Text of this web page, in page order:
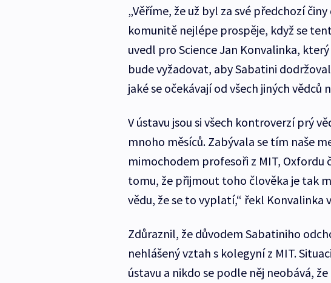
„Věříme, že už byl za své předchozí
komunitě nejlépe prospěje, když se
uvedl pro Science Jan Konvalinka,
bude vyžadovat, aby Sabatini
jaké se očekávají od všech jiných vědců
V ústavu jsou si všech kontroverzí prý
mnoho měsíců. Zabývala se tím naše
mimochodem profesoři z MIT, Oxfordu
tomu, že přijmout toho člověka je tak
vědu, že se to vyplatí,“ řekl
Zdůraznil, že důvodem Sabatiniho
nehlášený vztah s kolegyní z MIT.
ústavu a nikdo se podle něj neobává,